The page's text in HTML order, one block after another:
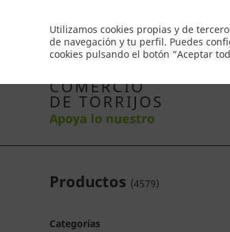
Utilizamos cookies propias y de
de navegación y tu perfil. Puedes
cookies pulsando el botón “Aceptar
Inicio Productos Comercios
COMERCIO
DE TORRIJOS
Apoya lo nuestro
Productos (4579)
Categorías